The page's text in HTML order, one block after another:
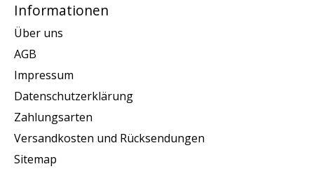
Informationen
Über uns
AGB
Impressum
Datenschutzerklärung
Zahlungsarten
Versandkosten und Rücksendungen
Sitemap